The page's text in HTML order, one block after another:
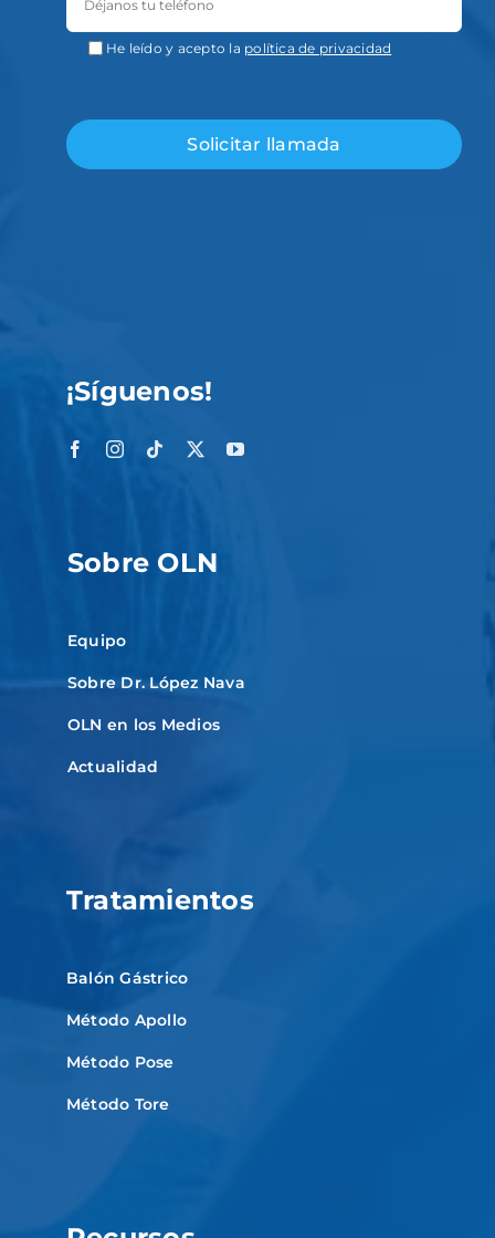
He leído y acepto la política de privacidad
¡Síguenos!
Sobre OLN
Equipo
Sobre Dr. López Nava
OLN en los Medios
Actualidad
Tratamientos
Balón Gástrico
Método Apollo
Método Pose
Método Tore